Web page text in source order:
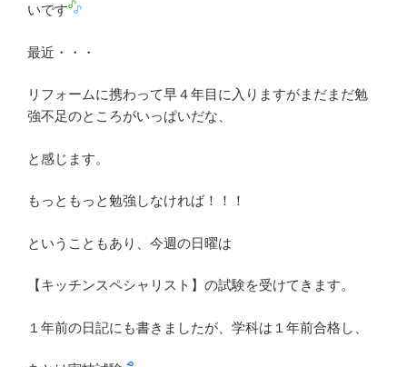
いです
最近・・・
リフォームに携わって早４年目に入りますがまだまだ勉
強不足のところがいっぱいだな、
と感じます。
もっともっと勉強しなければ！！！
ということもあり、今週の日曜は
【キッチンスペシャリスト】の試験を受けてきます。
１年前の日記にも書きましたが、学科は１年前合格し、